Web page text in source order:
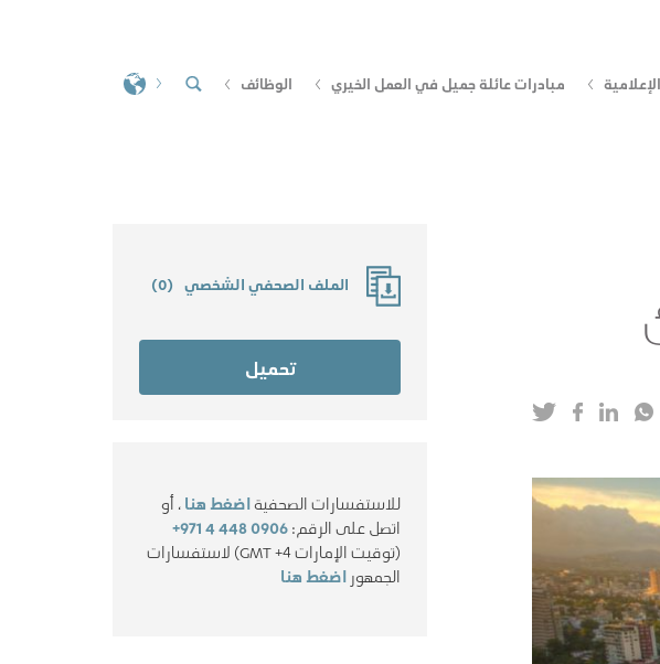
مبادرات عائلة جميل في العمل الخيري الوظائف
الملف الصحفي الشخصي (
0
)
تحميل
للاستفسارات الصحفيةاضغط هنا، أو
اتصل على الرقم:+971 4 448 0906
(توقيت الإمارات GMT +4) لاستفسارات
الجمهور اضغط هنا